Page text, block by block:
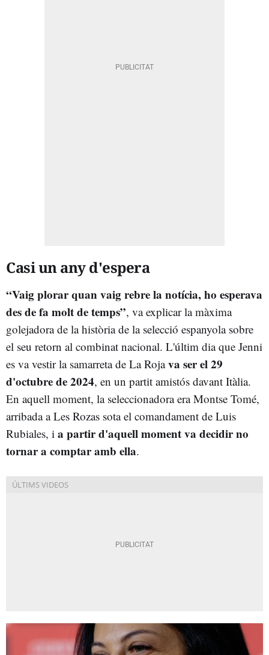
Casi un any d'espera
“Vaig plorar quan vaig rebre la notícia, ho esperava
des de fa molt de temps”, va explicar la màxima
golejadora de la història de la selecció espanyola sobre
el seu retorn al combinat nacional. L'últim dia que Jenni
es va vestir la samarreta de La Rojava ser el 29
d'octubre de 2024, en un partit amistós davant Itàlia.
En aquell moment, la seleccionadora era Montse Tomé,
arribada a Les Rozas sota el comandament de Luis
Rubiales, i a partir d'aquell moment va decidir no
tornar a comptar amb ella.